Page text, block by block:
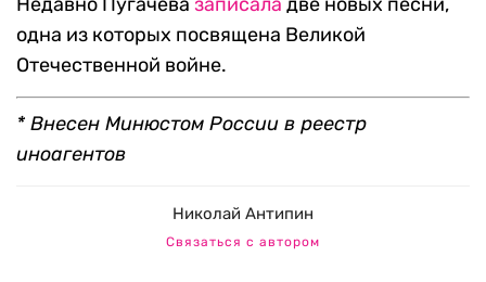
одна из которых посвящена Великой
Отечественной войне.
* Внесен Минюстом России в реестр
иноагентов
Николай Антипин
Связаться с автором